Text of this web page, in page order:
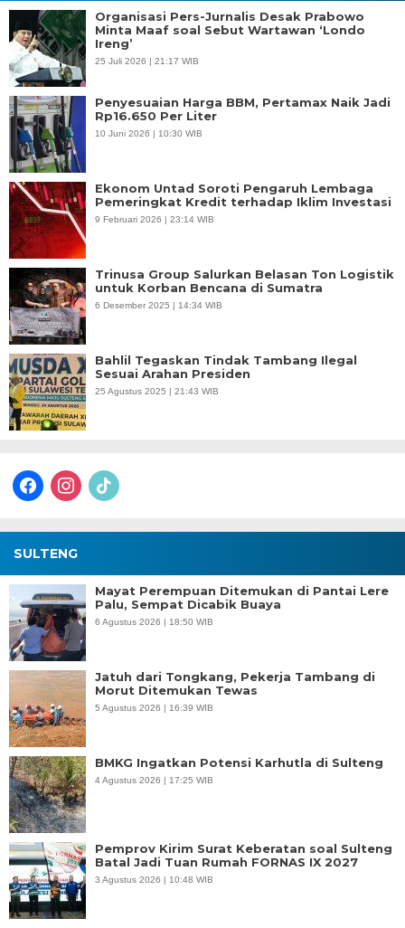
Organisasi Pers-Jurnalis Desak Prabowo
Minta Maaf soal Sebut Wartawan ‘Londo
Ireng’
25 Juli 2026 | 21:17 WIB
Penyesuaian Harga BBM, Pertamax Naik Jadi
Rp16.650 Per Liter
10 Juni 2026 | 10:30 WIB
Ekonom Untad Soroti Pengaruh Lembaga
Pemeringkat Kredit terhadap Iklim Investasi
9 Februari 2026 | 23:14 WIB
Trinusa Group Salurkan Belasan Ton Logistik
untuk Korban Bencana di Sumatra
6 Desember 2025 | 14:34 WIB
Bahlil Tegaskan Tindak Tambang Ilegal
Sesuai Arahan Presiden
25 Agustus 2025 | 21:43 WIB
facebookinstagram
tiktok
SULTENG
Mayat Perempuan Ditemukan di Pantai Lere
Palu, Sempat Dicabik Buaya
6 Agustus 2026 | 18:50 WIB
Jatuh dari Tongkang, Pekerja Tambang di
Morut Ditemukan Tewas
5 Agustus 2026 | 16:39 WIB
BMKG Ingatkan Potensi Karhutla di Sulteng
4 Agustus 2026 | 17:25 WIB
Pemprov Kirim Surat Keberatan soal Sulteng
Batal Jadi Tuan Rumah FORNAS IX 2027
3 Agustus 2026 | 10:48 WIB